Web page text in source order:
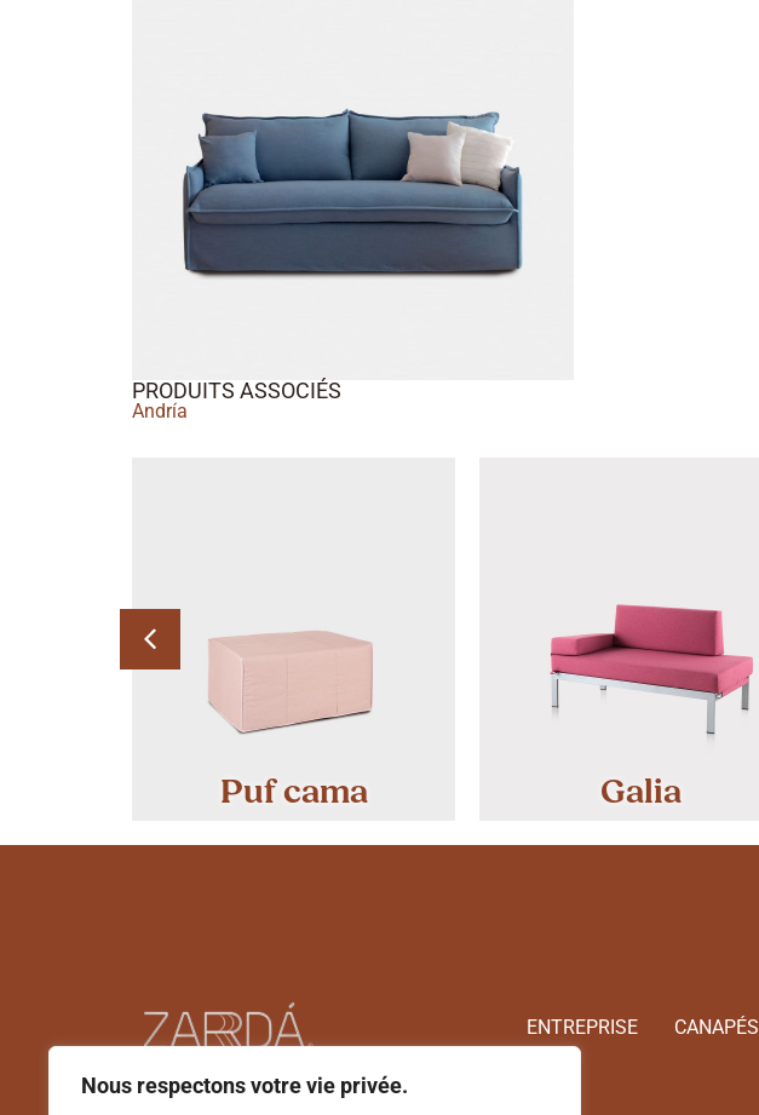
Nous respectons votre vie privée.
PRODUITS ASSOCIÉS
Andría
Puf cama Galia
ENTREPRISE CANAPÉS